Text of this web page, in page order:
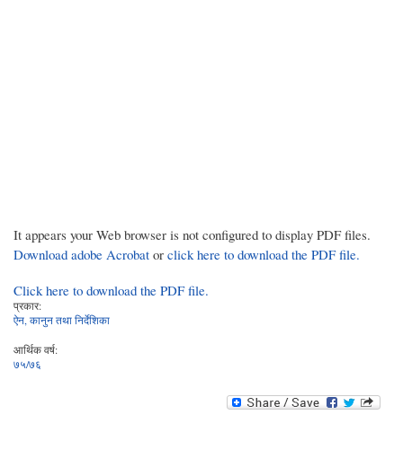
It appears your Web browser is not configured to display PDF files.
Download adobe Acrobat or click here to download the PDF file.
Click here to download the PDF file.
प्रकार:
ऐन, कानुन तथा निर्देशिका
आर्थिक वर्ष:
७५/७६